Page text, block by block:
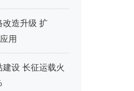
改造升级 扩
用
设 长征运载火